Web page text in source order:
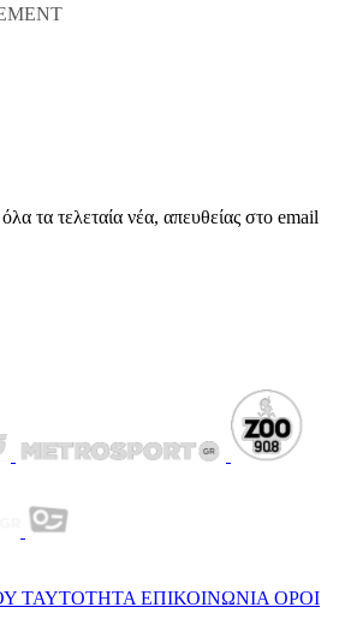
τα τελεταία νέα, απευθείας στο email
ΤΑΥΤΟΤΗΤΑ ΕΠΙΚΟΙΝΩΝΙΑ ΟΡΟΙ